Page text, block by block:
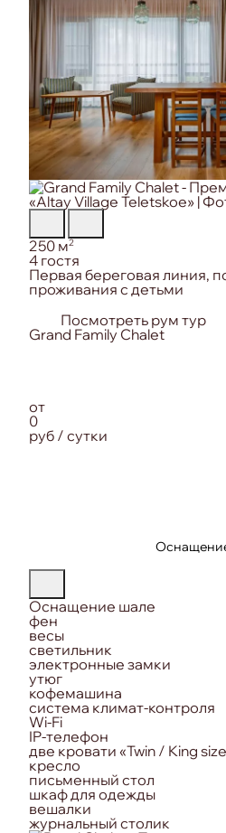
Площадь:
250 м2
Вместимость:
4 гостя
Особенность номера:
Первая береговая линия,
проживания с детьми
Посмотреть рум тур
от
0
руб / сутки
Оснащение шале
фен
весы
светильник
электронные замки
утюг
кофемашина
система климат-контроля
Wi-Fi
IP-телефон
две кровати «Twin / King
кресло
письменный стол
шкаф для одежды
вешалки
журнальный столик